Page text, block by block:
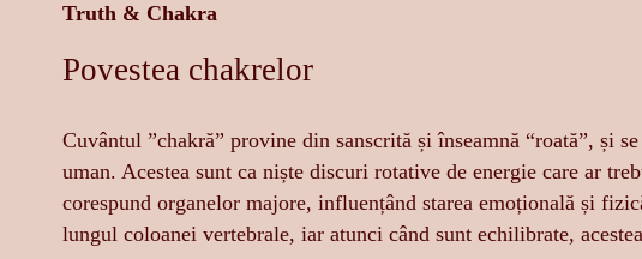
Truth & Chakra
Povestea chakrelor
Cuvântul ”chakră” provine din sanscrită și înseamnă “roată”, și
uman. Acestea sunt ca niște discuri rotative de energie care ar
corespund organelor majore, influențând starea emoțională și
lungul coloanei vertebrale, iar atunci când sunt echilibrate,